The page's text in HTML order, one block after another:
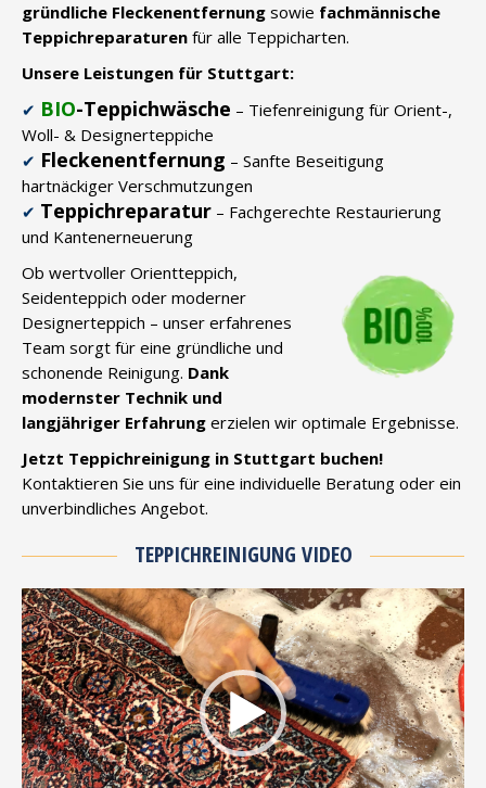
gründliche Fleckenentfernung sowie fachmännische
Teppichreparaturen für alle Teppicharten.
Unsere Leistungen für Stuttgart:
✔ BIO-Teppichwäsche – Tiefenreinigung für Orient-,
Woll- & Designerteppiche
✔ Fleckenentfernung – Sanfte Beseitigung
hartnäckiger Verschmutzungen
✔ Teppichreparatur – Fachgerechte Restaurierung
und Kantenerneuerung
Ob wertvoller Orientteppich,
Seidenteppich oder moderner
Designerteppich – unser erfahrenes
Team sorgt für eine gründliche und
schonende Reinigung. Dank
modernster Technik und
langjähriger Erfahrung erzielen wir optimale Ergebnisse.
Jetzt Teppichreinigung in Stuttgart buchen!
Kontaktieren Sie uns für eine individuelle Beratung oder ein
unverbindliches Angebot.
TEPPICHREINIGUNG VIDEO
Video-
Player